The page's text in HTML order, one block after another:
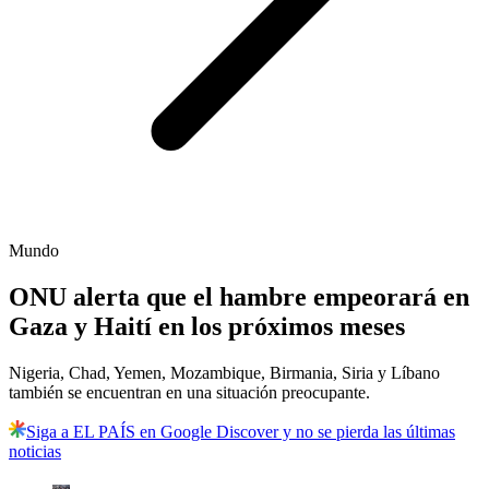
Mundo
ONU alerta que el hambre empeorará en
Gaza y Haití en los próximos meses
Nigeria, Chad, Yemen, Mozambique, Birmania, Siria y Líbano
también se encuentran en una situación preocupante.
Siga a EL PAÍS en Google Discover y no se pierda las últimas
noticias